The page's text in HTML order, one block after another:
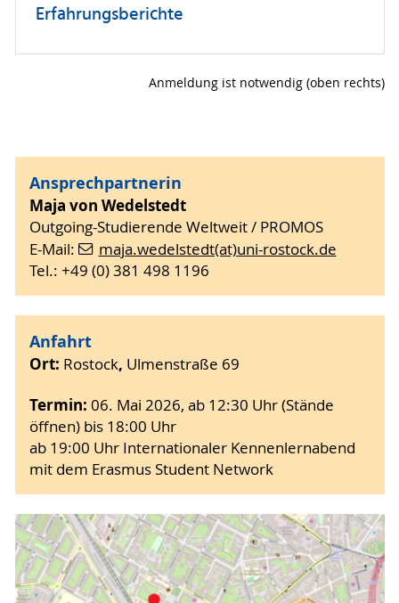
Erfahrungsberichte
Anmeldung ist notwendig (oben rechts)
Ansprechpartnerin
Maja von Wedelstedt
Outgoing-Studierende Weltweit / PROMOS
E-Mail:
maja.wedelstedt(at)uni-rostock.de
Tel.: +49 (0) 381 498 1196
Anfahrt
Ort: Rostock, Ulmenstraße 69
Termin: 06. Mai 2026, ab 12:30 Uhr (Stände
öffnen) bis 18:00 Uhr
ab 19:00 Uhr Internationaler Kennenlernabend
mit dem Erasmus Student Network